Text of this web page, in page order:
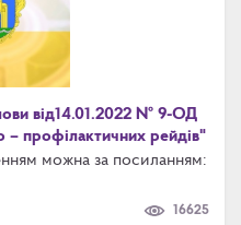
від14.01.2022 № 9-ОД
профілактичних рейдів"
можна за посиланням:
16625